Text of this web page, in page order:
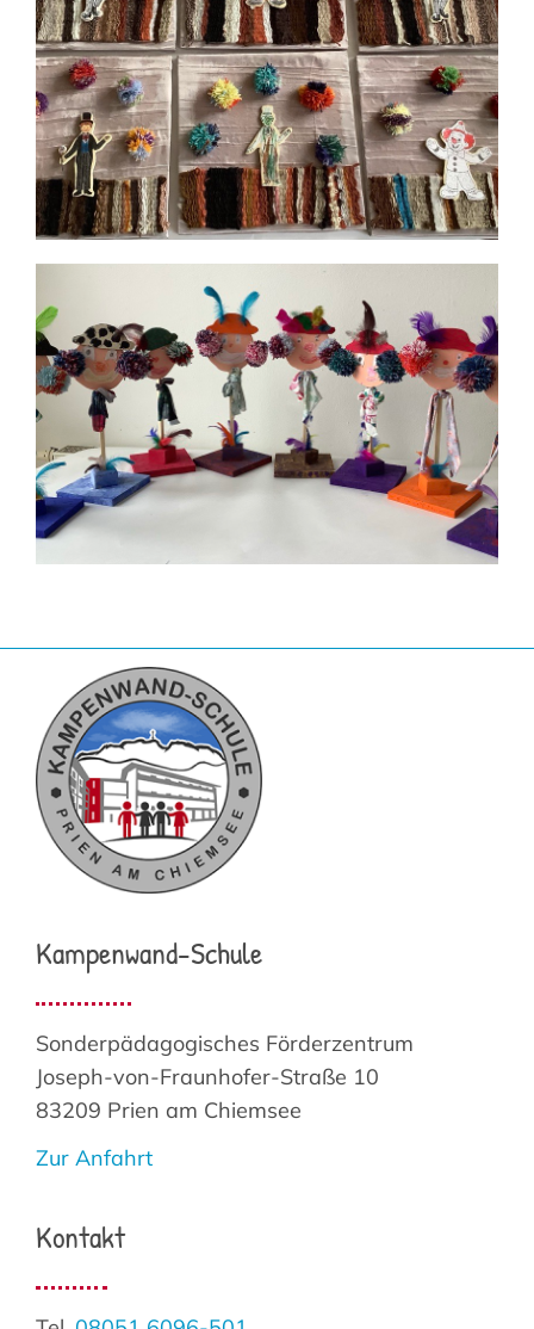
Kampenwand-Schule
Sonderpädagogisches Förderzentrum
Joseph-von-Fraunhofer-Straße 10
83209 Prien am Chiemsee
Zur Anfahrt
Kontakt